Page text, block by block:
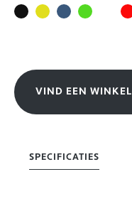
VIND EEN WINKEL
SPECIFICATIES